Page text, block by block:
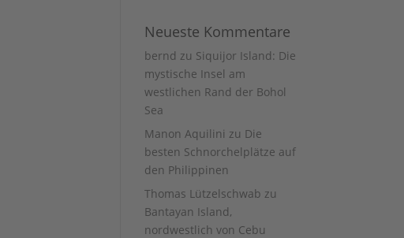
Neueste Kommentare
bernd zu Siquijor Island: Die
mystische Insel am
westlichen Rand der Bohol
Sea
Manon Aquilini zu Die
besten Schnorchelplätze auf
den Philippinen
Thomas Lützelschwab zu
Bantayan Island,
nordwestlich von Cebu